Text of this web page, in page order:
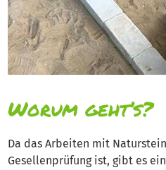
Worum geht’s?
Da das Arbeiten mit
Gesellenprüfung ist, gibt es